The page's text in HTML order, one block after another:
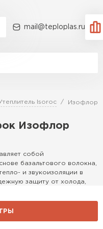
mail@teploplas.ru
Isoroc Изофлор
Изофлор
собой
базальтового волокна,
и звукоизоляции в
защиту от холода,
Ветонит
Profiplex